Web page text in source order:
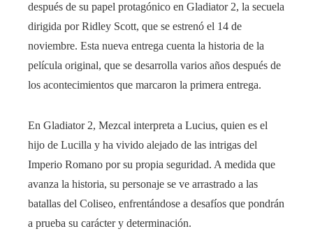
después de su papel protagónico en Gladiator 2, la secuela
dirigida por Ridley Scott, que se estrenó el 14 de
noviembre. Esta nueva entrega cuenta la historia de la
película original, que se desarrolla varios años después de
los acontecimientos que marcaron la primera entrega.
En Gladiator 2, Mezcal interpreta a Lucius, quien es el
hijo de Lucilla y ha vivido alejado de las intrigas del
Imperio Romano por su propia seguridad. A medida que
avanza la historia, su personaje se ve arrastrado a las
batallas del Coliseo, enfrentándose a desafíos que pondrán
a prueba su carácter y determinación.